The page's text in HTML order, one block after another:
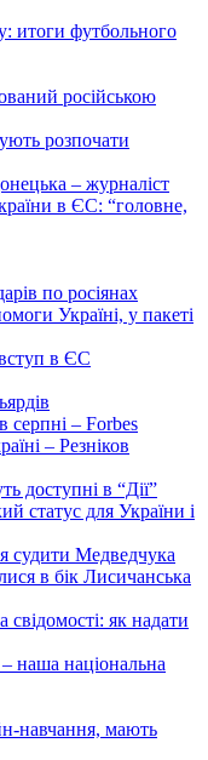
итоги футбольного
російською
розпочати
– журналіст
в ЄС: “головне,
по росіянах
Україні, у пакеті
в ЄС
серпні – Forbes
– Резніков
доступні в “Дії”
статус для України і
судити Медведчука
в бік Лисичанська
як надати
наша національна
навчання, мають